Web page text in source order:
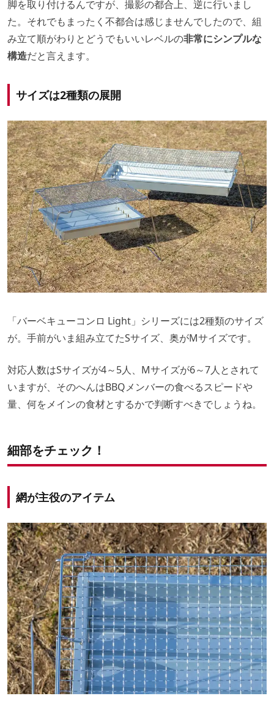
脚を取り付けるんですが、撮影の都合上、逆に行いまし
た。それでもまったく不都合は感じませんでしたので、組
み立て順がわりとどうでもいいレベルの非常にシンプルな
構造だと言えます。
サイズは2種類の展開
「バーベキューコンロ Light」シリーズには2種類のサイズ
が。手前がいま組み立てたSサイズ、奥がMサイズです。
対応人数はSサイズが4～5人、Mサイズが6～7人とされて
いますが、そのへんはBBQメンバーの食べるスピードや
量、何をメインの食材とするかで判断すべきでしょうね。
細部をチェック！
網が主役のアイテム